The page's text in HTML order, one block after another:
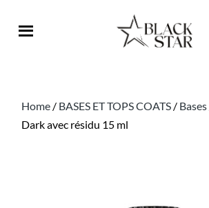
Home / BASES ET TOPS COATS / Bases
Dark avec résidu 15 ml